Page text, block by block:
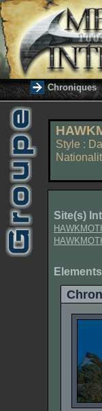
Chroniques
Style :
Site(s)